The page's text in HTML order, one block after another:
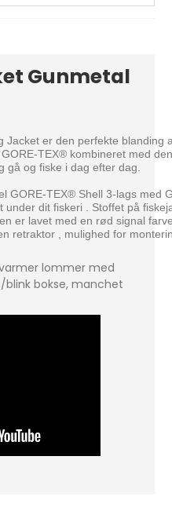
Gunmetal
Jacket er den perfekte
TEX® kombineret med
gå og fiske i dag efter dag.
GORE-TEX® Shell 3-lags med
dit fiskeri . Stoffet på
er lavet med en rød signal
retraktor , mulighed for
lommer med
bokse, manchet